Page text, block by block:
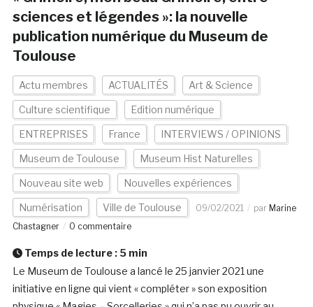
sciences et légendes »: la nouvelle
publication numérique du Museum de
Toulouse
Actu membres ACTUALITÉS Art & Science
Culture scientifique Edition numérique
ENTREPRISES France INTERVIEWS / OPINIONS
Museum de Toulouse Museum Hist Naturelles
Nouveau site web Nouvelles expériences
Numérisation Ville de Toulouse 09/02/2021 par Marine
Chastagner
0 commentaire
Temps de lecture : 5 min
Le Museum de Toulouse a lancé le 25 janvier 2021 une
initiative en ligne qui vient « compléter » son exposition